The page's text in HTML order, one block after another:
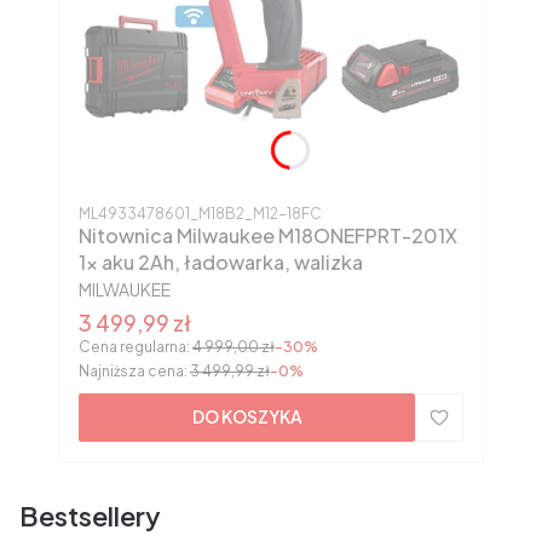
Kod produktu
ML4933478601_M18B2_M12-18FC
Nitownica Milwaukee M18ONEFPRT-201X
1x aku 2Ah, ładowarka, walizka
PRODUCENT
MILWAUKEE
Cena promocyjna
3 499,99 zł
Cena regularna: 4 999,00 zł-30%
Najniższa cena: 3 499,99 zł-0%
DO KOSZYKA
Bestsellery